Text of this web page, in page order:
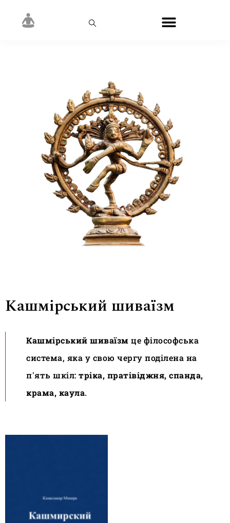
Кашмірський шиваїзм
Кашмірський шиваїзм це філософська
система, яка у свою чергу поділена на
п'ять шкіл: тріка, пратівіджня, спанда,
крама, каула.